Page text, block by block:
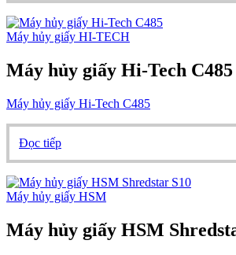
Máy hủy giấy HI-TECH
Máy hủy giấy Hi-Tech C485
Máy hủy giấy Hi-Tech C485
Đọc tiếp
Máy hủy giấy HSM
Máy hủy giấy HSM